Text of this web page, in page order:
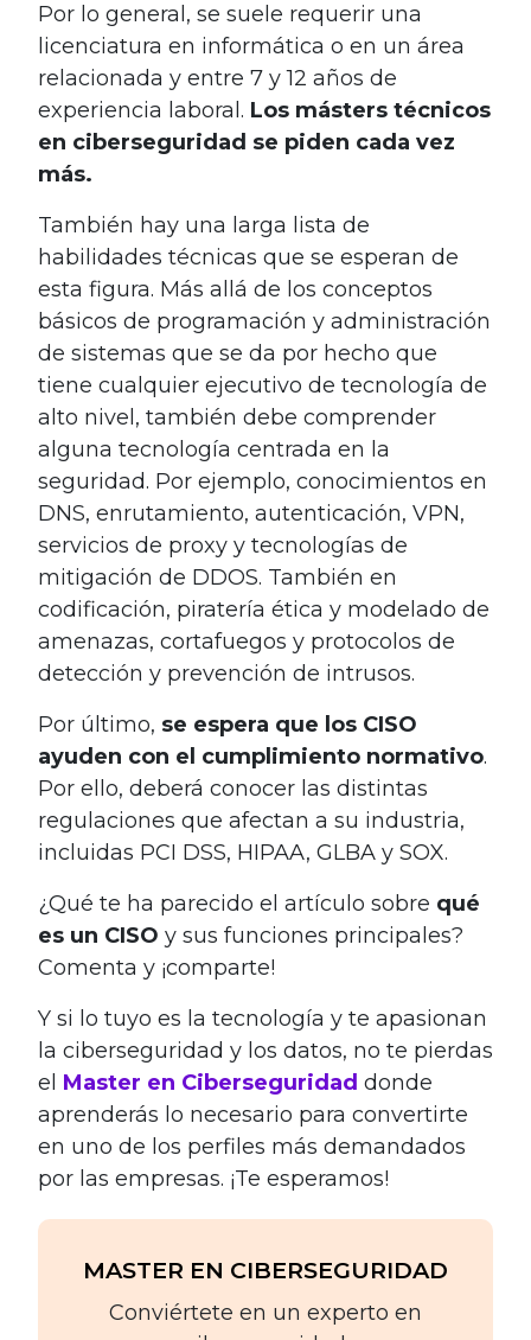
Por lo general, se suele requerir una
licenciatura en informática o en un área
relacionada y entre 7 y 12 años de
experiencia laboral. Los másters técnicos
en ciberseguridad se piden cada vez
más.
También hay una larga lista de
habilidades técnicas que se esperan de
esta figura. Más allá de los conceptos
básicos de programación y administración
de sistemas que se da por hecho que
tiene cualquier ejecutivo de tecnología de
alto nivel, también debe comprender
alguna tecnología centrada en la
seguridad. Por ejemplo, conocimientos en
DNS, enrutamiento, autenticación, VPN,
servicios de proxy y tecnologías de
mitigación de DDOS. También en
codificación, piratería ética y modelado de
amenazas, cortafuegos y protocolos de
detección y prevención de intrusos.
Por último, se espera que los CISO
ayuden con el cumplimiento normativo.
Por ello, deberá conocer las distintas
regulaciones que afectan a su industria,
incluidas PCI DSS, HIPAA, GLBA y SOX.
¿Qué te ha parecido el artículo sobre qué
es un CISO y sus funciones principales?
Comenta y ¡comparte!
Y si lo tuyo es la tecnología y te apasionan
la ciberseguridad y los datos, no te pierdas
el Master en Ciberseguridad donde
aprenderás lo necesario para convertirte
en uno de los perfiles más demandados
por las empresas. ¡Te esperamos!
MASTER EN CIBERSEGURIDAD
Conviértete en un experto en